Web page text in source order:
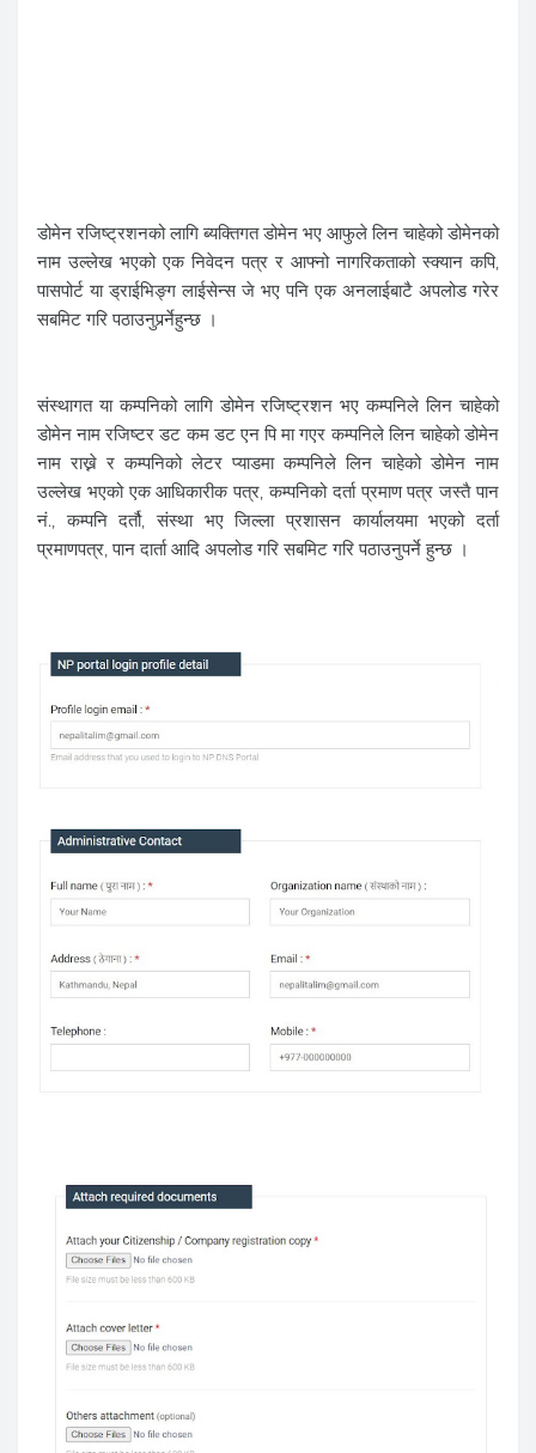
डोमेन रजिष्ट्रशनको लागि ब्यक्तिगत डोमेन भए आफुले लिन चाहेको डोमेनको
नाम उल्लेख भएको एक निवेदन पत्र र आफ्नो नागरिकताको स्क्यान कपि,
पासपोर्ट या ड्राईभिङ्ग लाईसेन्स जे भए पनि एक अनलाईबाटै अपलोड गरेर
सबमिट गरि पठाउनुपर्र्नेहुन्छ ।
संस्थागत या कम्पनिको लागि डोमेन रजिष्ट्रशन भए कम्पनिले लिन चाहेको
डोमेन नाम रजिष्टर डट कम डट एन पि मा गएर कम्पनिले लिन चाहेको डोमेन
नाम राख्ने र कम्पनिको लेटर प्याडमा कम्पनिले लिन चाहेको डोमेन नाम
उल्लेख भएको एक आधिकारीक पत्र, कम्पनिको दर्ता प्रमाण पत्र जस्तै पान
नं., कम्पनि दर्तौ, संस्था भए जिल्ला प्रशासन कार्यालयमा भएको दर्ता
प्रमाणपत्र, पान दार्ता आदि अपलोड गरि सबमिट गरि पठाउनुपर्ने हुन्छ ।